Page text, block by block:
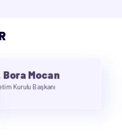
Bora Mocan
Kurulu Başkanı